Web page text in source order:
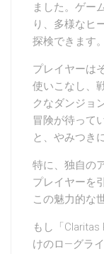
ました。ゲー
り、多様なヒ
探検できます。
プレイヤーは
使いこなし、
クなダンジョ
冒険が待って
と、やみつき
特に、独自の
プレイヤーを
この魅力的な
もし「Claritas
けのロ—グラ